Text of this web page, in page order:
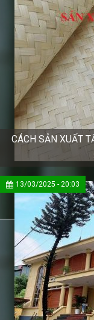
Mành tre che nắng ở
Mr: Chị Mai
Nhân viên kinh doanh
CÁCH SẢN XUẤT
13/03/2025 - 20:03